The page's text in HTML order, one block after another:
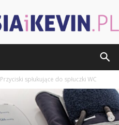
Przyciski spłukujące do spłuczki WC